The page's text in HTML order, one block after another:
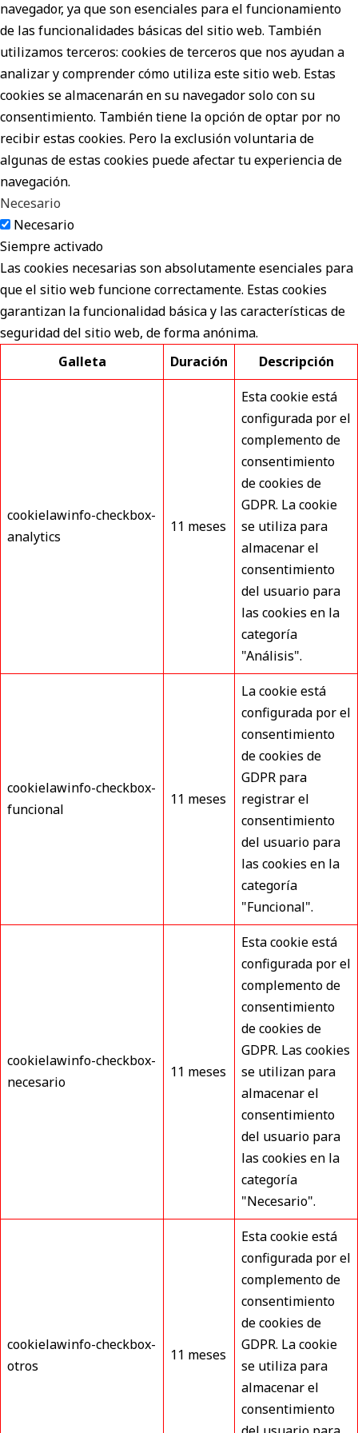
navegador, ya que son esenciales para el funcionamiento
de las funcionalidades básicas del sitio web. También
utilizamos terceros: cookies de terceros que nos ayudan a
analizar y comprender cómo utiliza este sitio web. Estas
cookies se almacenarán en su navegador solo con su
consentimiento. También tiene la opción de optar por no
recibir estas cookies. Pero la exclusión voluntaria de
algunas de estas cookies puede afectar tu experiencia de
navegación.
Necesario
Necesario
Siempre activado
Las cookies necesarias son absolutamente esenciales para
que el sitio web funcione correctamente. Estas cookies
garantizan la funcionalidad básica y las características de
seguridad del sitio web, de forma anónima.
Galleta
Duración Descripción
cookielawinfo-checkbox-
analytics
11 meses
Esta cookie está
configurada por el
complemento de
consentimiento
de cookies de
GDPR. La cookie
se utiliza para
almacenar el
consentimiento
del usuario para
las cookies en la
categoría
"Análisis".
cookielawinfo-checkbox-
funcional
11 meses
La cookie está
configurada por el
consentimiento
de cookies de
GDPR para
registrar el
consentimiento
del usuario para
las cookies en la
categoría
"Funcional".
cookielawinfo-checkbox-
necesario
11 meses
Esta cookie está
configurada por el
complemento de
consentimiento
de cookies de
GDPR. Las cookies
se utilizan para
almacenar el
consentimiento
del usuario para
las cookies en la
categoría
"Necesario".
cookielawinfo-checkbox-
otros
11 meses
Esta cookie está
configurada por el
complemento de
consentimiento
de cookies de
GDPR. La cookie
se utiliza para
almacenar el
consentimiento